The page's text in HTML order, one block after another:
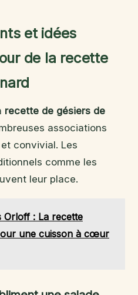
et idées
de la recette
recette de gésiers de
associations
convivial. Les
comme les
leur place.
Orloff : La recette
une cuisson à cœur